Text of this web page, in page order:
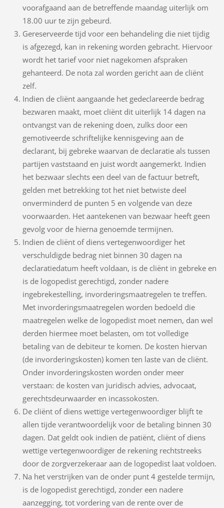
voorafgaand aan de betreffende maandag uiterlijk om
18.00 uur te zijn gebeurd.
Gereserveerde tijd voor een behandeling die niet tijdig
is afgezegd, kan in rekening worden gebracht. Hiervoor
wordt het tarief voor niet nagekomen afspraken
gehanteerd. De nota zal worden gericht aan de cliënt
zelf.
Indien de cliënt aangaande het gedeclareerde bedrag
bezwaren maakt, moet cliënt dit uiterlijk 14 dagen na
ontvangst van de rekening doen, zulks door een
gemotiveerde schriftelijke kennisgeving aan de
declarant, bij gebreke waarvan de declaratie als tussen
partijen vaststaand en juist wordt aangemerkt. Indien
het bezwaar slechts een deel van de factuur betreft,
gelden met betrekking tot het niet betwiste deel
onverminderd de punten 5 en volgende van deze
voorwaarden. Het aantekenen van bezwaar heeft geen
gevolg voor de hierna genoemde termijnen.
Indien de cliënt of diens vertegenwoordiger het
verschuldigde bedrag niet binnen 30 dagen na
declaratiedatum heeft voldaan, is de cliënt in gebreke en
is de logopedist gerechtigd, zonder nadere
ingebrekestelling, invorderingsmaatregelen te treffen.
Met invorderingsmaatregelen worden bedoeld die
maatregelen welke de logopedist moet nemen, dan wel
derden hiermee moet belasten, om tot volledige
betaling van de debiteur te komen. De kosten hiervan
(de invorderingskosten) komen ten laste van de cliënt.
Onder invorderingskosten worden onder meer
verstaan: de kosten van juridisch advies, advocaat,
gerechtsdeurwaarder en incassokosten.
De cliënt of diens wettige vertegenwoordiger blijft te
allen tijde verantwoordelijk voor de betaling binnen 30
dagen. Dat geldt ook indien de patiënt, cliënt of diens
wettige vertegenwoordiger de rekening rechtstreeks
door de zorgverzekeraar aan de logopedist laat voldoen.
Na het verstrijken van de onder punt 4 gestelde termijn,
is de logopedist gerechtigd, zonder een nadere
aanzegging, tot vordering van de rente over de